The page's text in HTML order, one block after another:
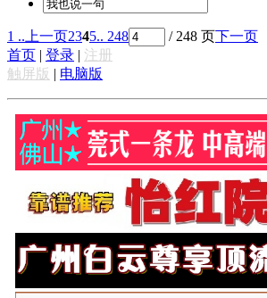
1 .. 上一页2345.. 248 / 248 页下一页
首页 | 登录 | 注册
触屏版 | 电脑版